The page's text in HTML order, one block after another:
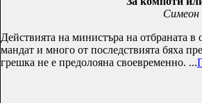
Симеон
Действията на министъра на отбраната
мандат и много от последствията бяха
грешка не е предолояна своевременно. ...